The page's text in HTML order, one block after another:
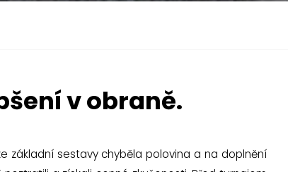
v obraně.
základní sestavy chyběla polovina a na doplnění